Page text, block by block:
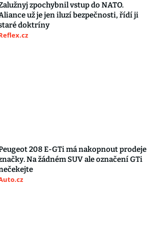
zpochybnil vstup do NATO.
už je jen iluzí bezpečnosti, řídí ji
doktríny
208 E-GTi má nakopnout prodeje
Na žádném SUV ale označení GTi